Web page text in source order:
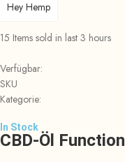
Hey Hemp
15 Items sold in last 3 hours
Verfügbar:
SKU
Kategorie:
In Stock
CBD-Öl Function